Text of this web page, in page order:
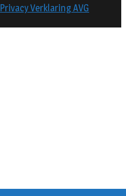
Privacy Verklaring AVG